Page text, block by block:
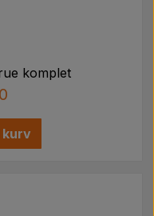
komplet